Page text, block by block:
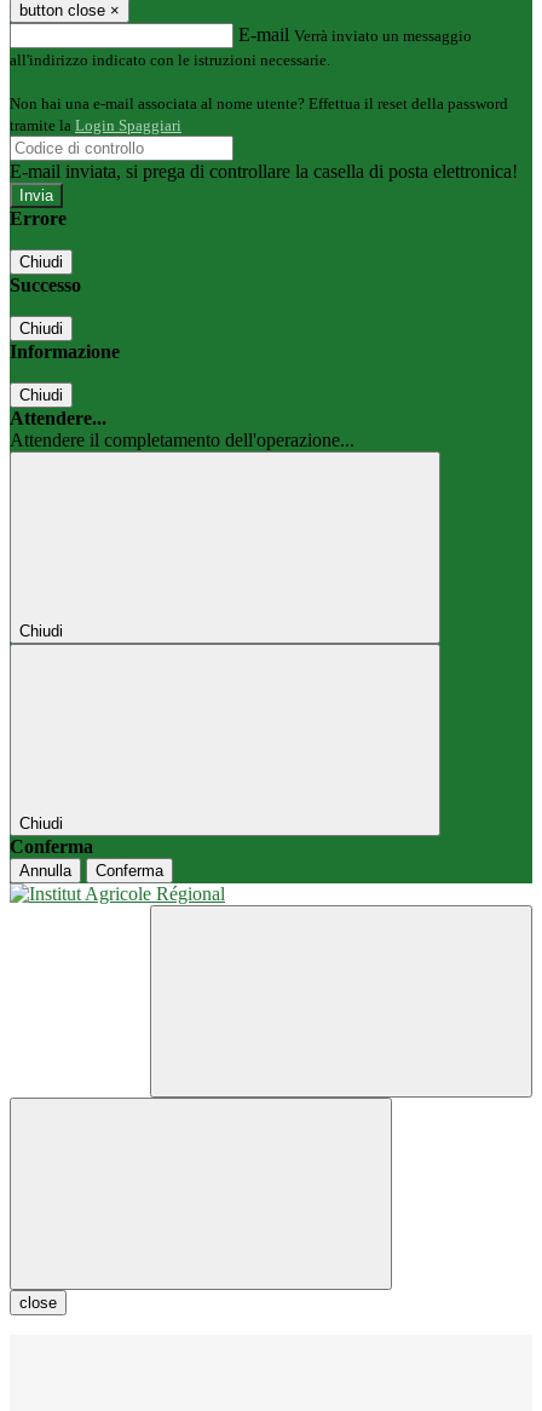
button close ×
E-mail Verrà inviato un messaggio
all'indirizzo indicato con le istruzioni necessarie.
Non hai una e-mail associata al nome utente? Effettua il reset della password
tramite la Login Spaggiari
E-mail inviata, si prega di controllare la casella di posta elettronica!
Errore
Chiudi
Successo
Chiudi
Informazione
Chiudi
Attendere...
Attendere il completamento dell'operazione...
Chiudi
Chiudi
Conferma
Annulla Conferma
close